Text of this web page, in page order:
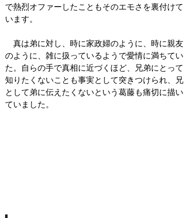
で熱烈オファーしたこともそのエモさを裏付けて
います。
真は弟に対し、時に家政婦のように、時に親友
のように、雑に扱っているようで愛情に満ちてい
た。自らの手で真相に近づくほど、兄弟にとって
知りたくないことも事実として突きつけられ、兄
として弟に伝えたくないという葛藤も痛切に描い
ていました。